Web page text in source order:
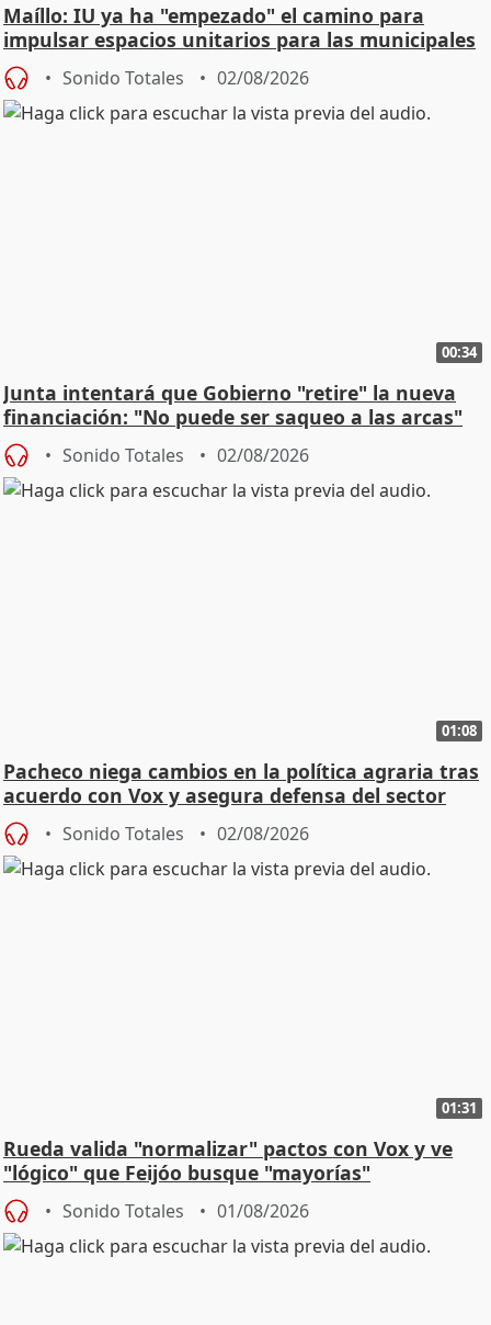
Maíllo: IU ya ha "empezado" el camino para
impulsar espacios unitarios para las municipales
Sonido Totales 02/08/2026
00:34
Junta intentará que Gobierno "retire" la nueva
financiación: "No puede ser saqueo a las arcas"
Sonido Totales 02/08/2026
01:08
Pacheco niega cambios en la política agraria tras
acuerdo con Vox y asegura defensa del sector
Sonido Totales 02/08/2026
01:31
Rueda valida "normalizar" pactos con Vox y ve
"lógico" que Feijóo busque "mayorías"
Sonido Totales 01/08/2026